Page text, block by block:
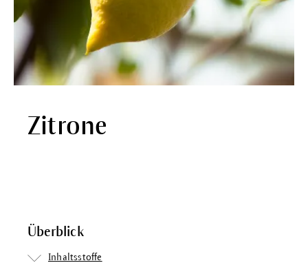
Zitrone
Überblick
Inhaltsstoffe